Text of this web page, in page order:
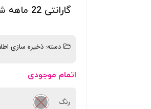
گارانتی 22 ماهه شرکتی
دسته: ذخیره سازی
اتمام موجودی
رنگ